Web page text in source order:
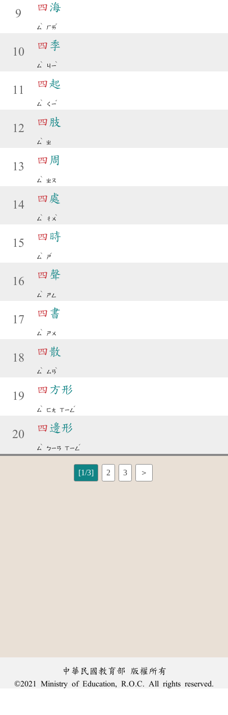
9
四 海
ㄙ
ˋ
ㄏㄞ
ˇ
10
四 季
ㄙ
ˋ
ㄐㄧ
ˋ
11
四起
ㄙ
ˋ
ㄑㄧ
ˇ
12
四 肢
ㄙ
ˋ
ㄓ
13
四 周
ㄙ
ˋ
ㄓㄡ
14
四 處
ㄙ
ˋ
ㄔㄨ
ˋ
15
四 時
ㄙ
ˋ
ㄕ
ˊ
16
四 聲
ㄙ
ˋ
ㄕㄥ
17
四 書
ㄙ
ˋ
ㄕㄨ
18
四散
ㄙ
ˋ
ㄙㄢ
ˋ
19
四 方形
ㄙ
ˋ
ㄈㄤ ㄒㄧㄥ
ˊ
20
四 邊形
ㄙ
ˋ
ㄅㄧㄢ ㄒㄧㄥ
ˊ
[1/3] 2 3 ＞
中華民國教育部 版權所有
©2021 Ministry of Education, R.O.C. All rights reserved.